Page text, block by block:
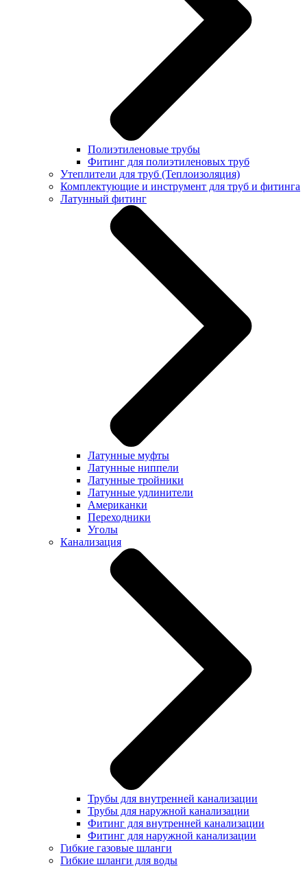
Полиэтиленовые трубы
Фитинг для полиэтиленовых труб
Утеплители для труб (Теплоизоляция)
Комплектующие и инструмент для труб и фитинга
Латунный фитинг
Латунные муфты
Латунные ниппели
Латунные тройники
Латунные удлинители
Американки
Переходники
Уголы
Канализация
Трубы для внутренней канализации
Трубы для наружной канализации
Фитинг для внутренней канализации
Фитинг для наружной канализации
Гибкие газовые шланги
Гибкие шланги для воды